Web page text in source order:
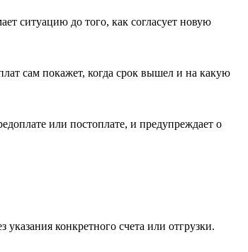
ситуацию до того, как согласует новую
сам покажет, когда срок вышел и на какую
или постоплате, и предупреждает о
конкретного счета или отгрузки.